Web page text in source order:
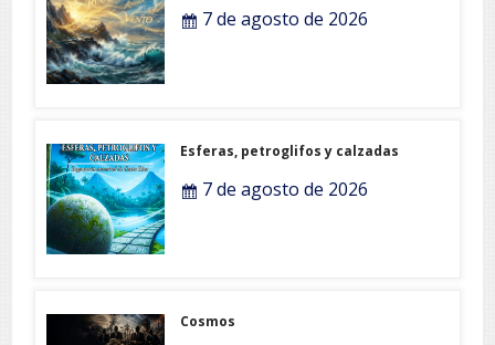
7 de agosto de 2026
Esferas, petroglifos y calzadas
7 de agosto de 2026
Cosmos